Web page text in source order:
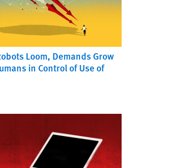
Loom, Demands Grow
in Control of Use of